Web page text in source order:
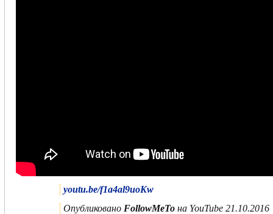
youtu.be/f1a4al9uoKw
Опубликовано FollowMeTo на YouTube 21.10.2016